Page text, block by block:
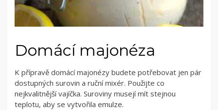
Domácí majonéza
K přípravě domácí majonézy budete potřebovat jen pár
dostupných surovin a ruční mixér. Použijte co
nejkvalitnější vajíčka. Suroviny musejí mít stejnou
teplotu, aby se vytvořila emulze.